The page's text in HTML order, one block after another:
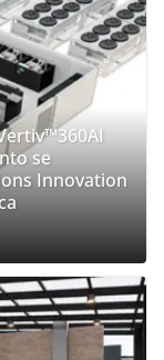
se
Innovation